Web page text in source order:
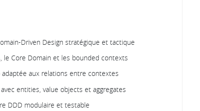
Driven Design stratégique et tactique
le Core Domain et les bounded contexts
aux relations entre contextes
entities, value objects et aggregates
DDD modulaire et testable